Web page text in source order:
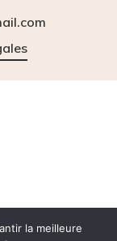
la meilleure